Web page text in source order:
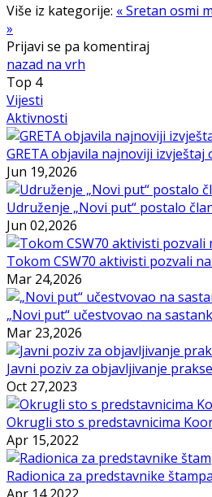
Više iz kategorije: « Sretan osmi
»
Prijavi se pa komentiraj
nazad na vrh
Top 4
Vijesti
Aktivnosti
GRETA objavila najnoviji
Jun 19,2026
Udruženje „Novi put“ postalo
Jun 02,2026
Tokom CSW70 aktivisti pozvali
Mar 24,2026
„Novi put“ učestvovao na
Mar 23,2026
Javni poziv za objavljivanje
Oct 27,2023
Okrugli sto s predstavnicima
Apr 15,2022
Radionica za predstavnike